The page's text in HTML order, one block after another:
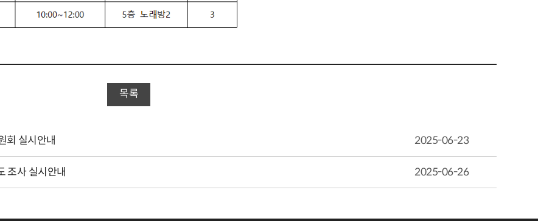
목록
회 실시안내 2025-06-23
조사 실시안내 2025-06-26